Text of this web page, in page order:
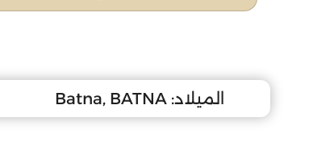
الميلاد: Batna, BATNA